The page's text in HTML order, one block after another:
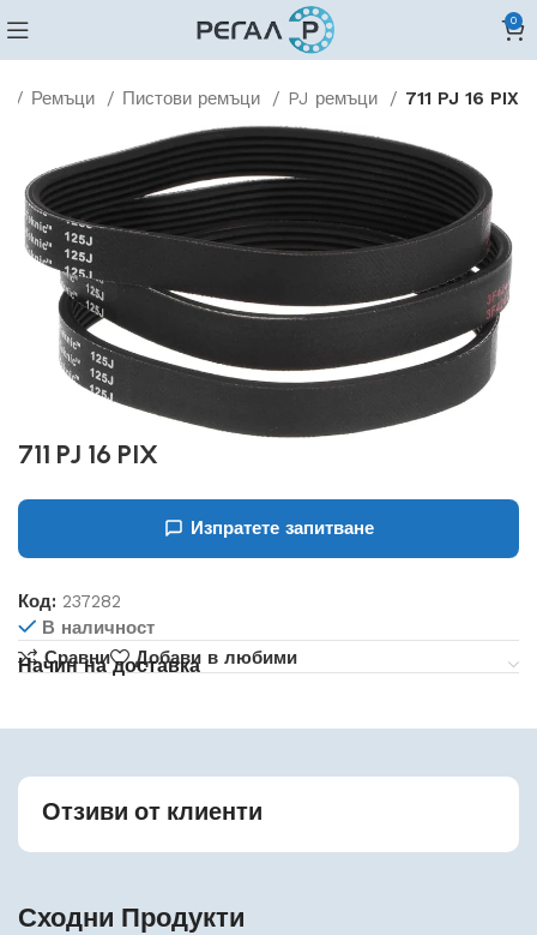
0
Ремъци Пистови ремъци PJ ремъци 711 PJ 16 PIX
711 PJ 16 PIX
Изпратете запитване
Код:237282
В наличност
Сравни
Добави в любими
Начин на доставка
Отзиви от клиенти
Сходни Продукти